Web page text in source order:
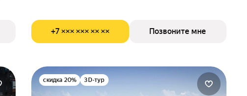
+7 ××× ××× ×× ×× Позвоните мне
скидка 20% 3D-тур